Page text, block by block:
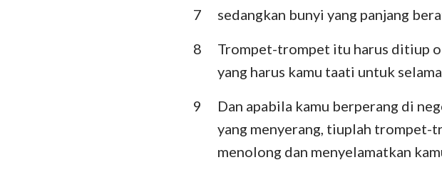
Yesaya
Daniel Hosea
Yoel Amos
Obaja Yunus
7
sedangkan bunyi yang panjang
8
Trompet-trompet itu harus ditiup
yang harus kamu taati untuk
9
Dan apabila kamu berperang di
yang menyerang, tiuplah trompet-
menolong dan menyelamatkan